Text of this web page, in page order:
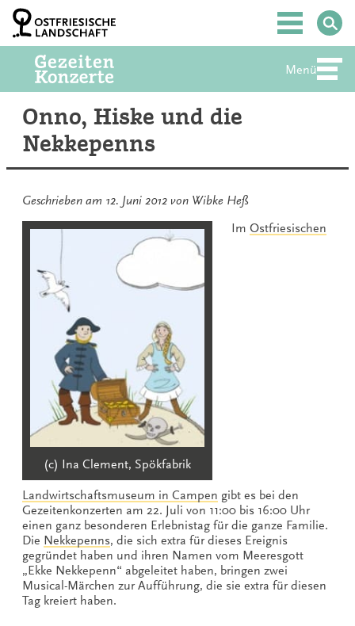
Zum
Inhalt
springen
Hauptmenü
Menü
Onno, Hiske und die
Nekkepenns
Geschrieben am 12. Juni 2012 von Wibke Heß
(c) Ina Clement, Spökfabrik
Im Ostfriesischen
Landwirtschaftsmuseum in Campen gibt es bei den
Gezeitenkonzerten am 22. Juli von 11:00 bis 16:00 Uhr
einen ganz besonderen Erlebnistag für die ganze Familie.
Die Nekkepenns, die sich extra für dieses Ereignis
gegründet haben und ihren Namen vom Meeresgott
„Ekke Nekkepenn“ abgeleitet haben, bringen zwei
Musical-Märchen zur Aufführung, die sie extra für diesen
Tag kreiert haben.